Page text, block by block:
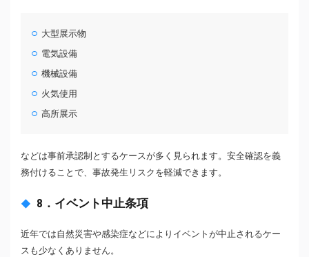
大型展示物
電気設備
機械設備
火気使用
高所展示
などは事前承認制とするケースが多く見られます。安全確認を義
務付けることで、事故発生リスクを軽減できます。
8．イベント中止条項
近年では自然災害や感染症などによりイベントが中止されるケー
スも少なくありません。